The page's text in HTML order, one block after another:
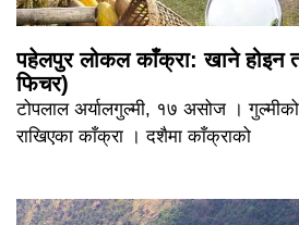
पहेलपुर लोकल काँक्रा: खाने होइन
फिचर)
टोपलाल अर्यालगुल्मी, १७ असोज ।
राखिएका काँक्रा । दशैमा काँक्राको